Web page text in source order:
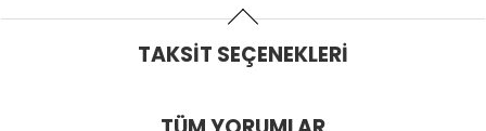
TAKSIT SEÇENEKLERI